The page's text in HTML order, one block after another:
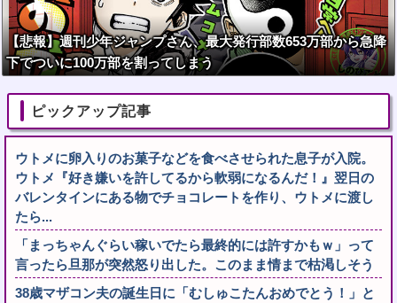
【悲報】週刊少年ジャンプさん、最大発行部数653万部から急降
下でついに100万部を割ってしまう
ピックアップ記事
ウトメに卵入りのお菓子などを食べさせられた息子が入院。
ウトメ『好き嫌いを許してるから軟弱になるんだ！』翌日の
バレンタインにある物でチョコレートを作り、ウトメに渡し
たら...
「まっちゃんぐらい稼いでたら最終的には許すかもｗ」って
言ったら旦那が突然怒り出した。このまま情まで枯渇しそう
38歳マザコン夫の誕生日に「むしゅこたんおめでとう！」と